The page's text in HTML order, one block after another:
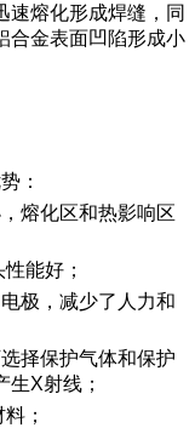
速熔化形成焊缝，同
合金表面凹陷形成小
：
熔化区和热影响区
能好；
极，减少了人力和
择保护气体和保护
X射线；
；